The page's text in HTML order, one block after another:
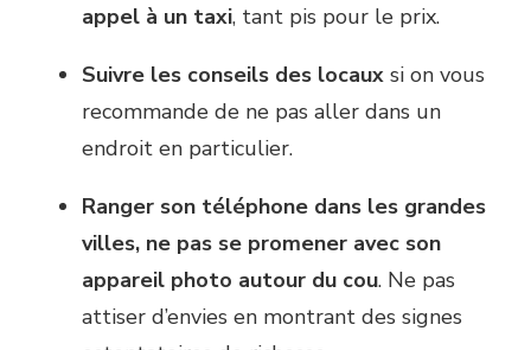
appel à un taxi, tant pis pour le prix.
Suivre les conseils des locaux si on vous
recommande de ne pas aller dans un
endroit en particulier.
Ranger son téléphone dans les grandes
villes, ne pas se promener avec son
appareil photo autour du cou. Ne pas
attiser d’envies en montrant des signes